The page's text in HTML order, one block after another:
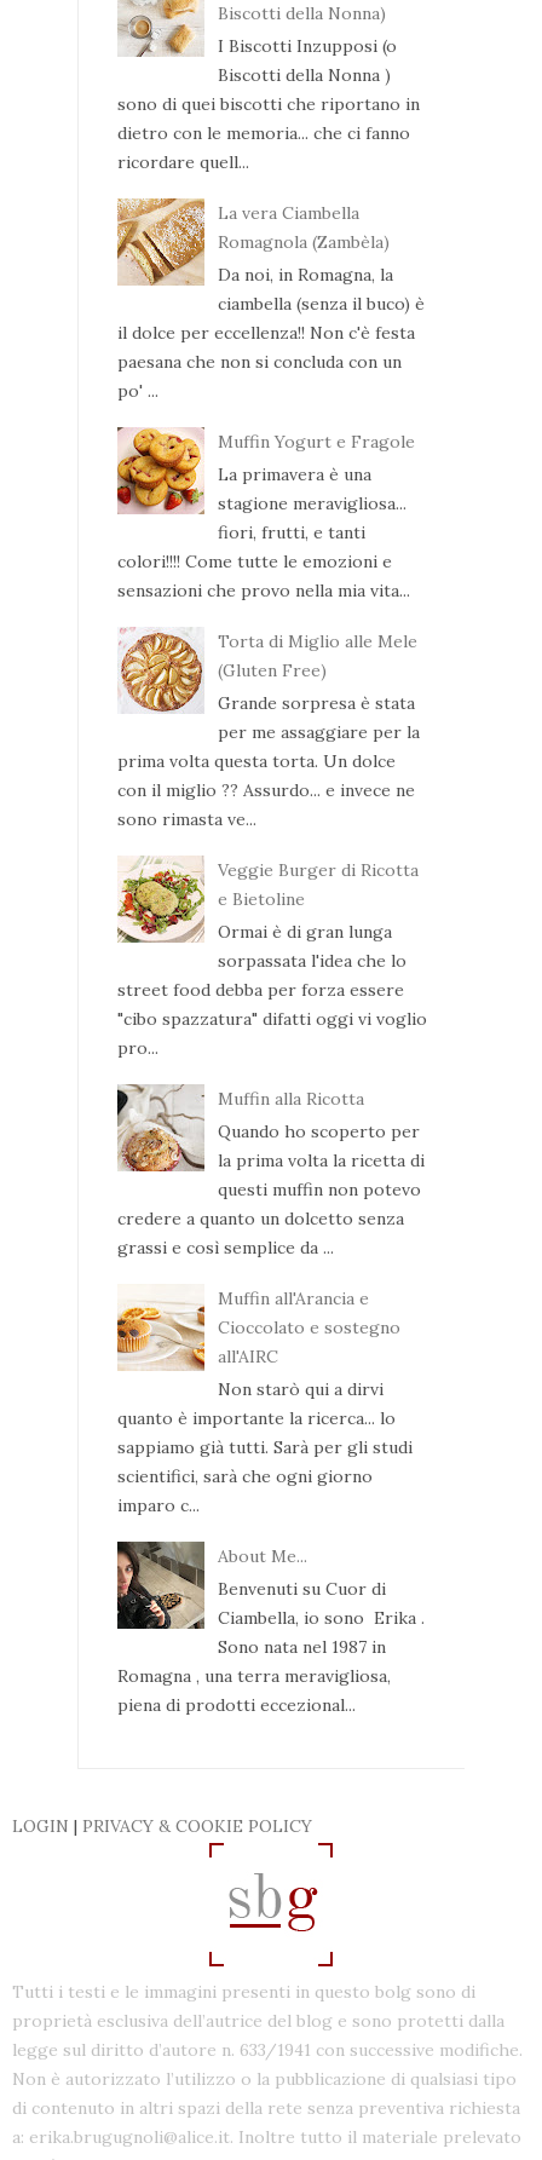
Biscotti della Nonna)
I Biscotti Inzupposi (o
Biscotti della Nonna )
sono di quei biscotti che riportano in
dietro con le memoria... che ci fanno
ricordare quell...
La vera Ciambella
Romagnola (Zambèla)
Da noi, in Romagna, la
ciambella (senza il buco) è
il dolce per eccellenza!! Non c'è festa
paesana che non si concluda con un
po' ...
Muffin Yogurt e Fragole
La primavera è una
stagione meravigliosa...
fiori, frutti, e tanti
colori!!!! Come tutte le emozioni e
sensazioni che provo nella mia vita...
Torta di Miglio alle Mele
(Gluten Free)
Grande sorpresa è stata
per me assaggiare per la
prima volta questa torta. Un dolce
con il miglio ?? Assurdo... e invece ne
sono rimasta ve...
Veggie Burger di Ricotta
e Bietoline
Ormai è di gran lunga
sorpassata l'idea che lo
street food debba per forza essere
"cibo spazzatura" difatti oggi vi voglio
pro...
Muffin alla Ricotta
Quando ho scoperto per
la prima volta la ricetta di
questi muffin non potevo
credere a quanto un dolcetto senza
grassi e così semplice da ...
Muffin all'Arancia e
Cioccolato e sostegno
all'AIRC
Non starò qui a dirvi
quanto è importante la ricerca... lo
sappiamo già tutti. Sarà per gli studi
scientifici, sarà che ogni giorno
imparo c...
About Me...
Benvenuti su Cuor di
Ciambella, io sono Erika .
Sono nata nel 1987 in
Romagna , una terra meravigliosa,
piena di prodotti eccezional...
LOGIN | PRIVACY & COOKIE POLICY
Tutti i testi e le immagini presenti in questo bolg sono di
proprietà esclusiva dell’autrice del blog e sono protetti dalla
legge sul diritto d’autore n. 633/1941 con successive modifiche.
Non è autorizzato l’utilizzo o la pubblicazione di qualsiasi tipo
di contenuto in altri spazi della rete senza preventiva richiesta
a: erika.brugugnoli@alice.it. Inoltre tutto il materiale prelevato